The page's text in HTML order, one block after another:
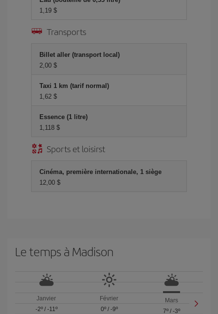
1,19 $
Transports
Billet aller (transport local)
2,00 $
Taxi 1 km (tarif normal)
1,62 $
Essence (1 litre)
1,118 $
Sports et loisirst
Cinéma, première internationale, 1 siège
12,00 $
Le temps à Madison
Janvier
-2º/ -11º
Février
0º/ -9º
Mars
7º /-3º